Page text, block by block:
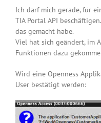
Ich darf mich gerade, für
TIA Portal API
das gemacht habe.
Viel hat sich geändert, im
Funktionen dazu
Wird eine Openness
User bestätigt werden: